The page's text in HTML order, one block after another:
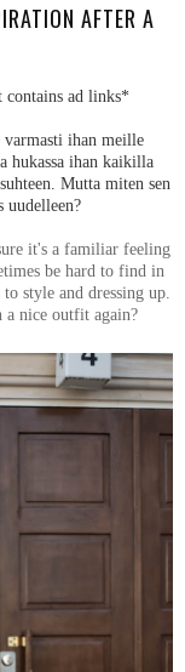
AFTER A
contains ad links*
ihan meille
ihan kaikilla
Mutta miten sen
uudelleen?
it's a familiar feeling
be hard to find in
style and dressing up.
nice outfit again?